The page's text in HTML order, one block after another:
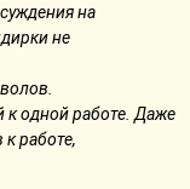
на
не
к одной работе. Даже
работе,